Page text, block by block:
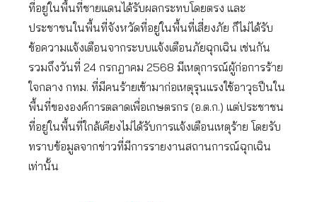
ที่อยู่ในพื้นที่ชายแดนได้รับผลกระทบโดยตรง และ
ประชาชนในพื้นที่จังหวัดที่อยู่ในพื้นที่เสี่ยงภัย ก็ไม่ได้รับ
ข้อความแจ้งเตือนจากระบบแจ้งเตือนภัยฉุกเฉิน เช่นกัน
รวมถึงวันที่ 24 กรกฎาคม 2568 มีเหตุการณ์ผู้ก่อการร้าย
ใจกลาง กทม. ที่มีคนร้ายเข้ามาก่อเหตุรุนแรงใช้อาวุธปืนใน
พื้นที่ขององค์การตลาดเพื่อเกษตรกร (อ.ต.ก.) แต่ประชาชน
ที่อยู่ในพื้นที่ใกล้เคียงไม่ได้รับการแจ้งเตือนเหตุร้าย โดยรับ
ทราบข้อมูลจากข่าวที่มีการรายงานสถานการณ์ฉุกเฉิน
เท่านั้น